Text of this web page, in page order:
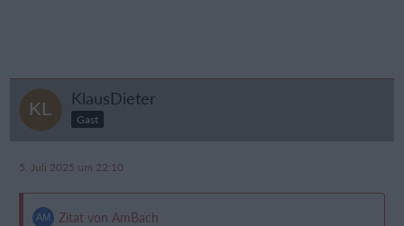
KlausDieter
Gast
5. Juli 2025 um 22:10
Zitat von AmBach